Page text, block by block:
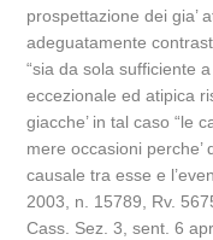
prospettazione dei gia’
adeguatamente
“sia da sola sufficiente
eccezionale ed atipica
giacche’ in tal caso “le
mere occasioni
causale tra esse e
2003, n. 15789, Rv.
Cass. Sez. 3, sent. 6